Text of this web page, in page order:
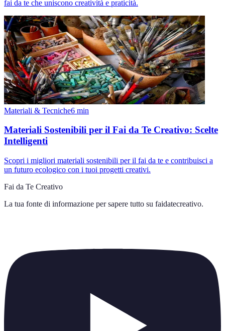
fai da te che uniscono creatività e praticità.
Materiali & Tecniche6 min
Materiali Sostenibili per il Fai da Te Creativo: Scelte
Intelligenti
Scopri i migliori materiali sostenibili per il fai da te e contribuisci a
un futuro ecologico con i tuoi progetti creativi.
Fai da Te Creativo
La tua fonte di informazione per sapere tutto su faidatecreativo.